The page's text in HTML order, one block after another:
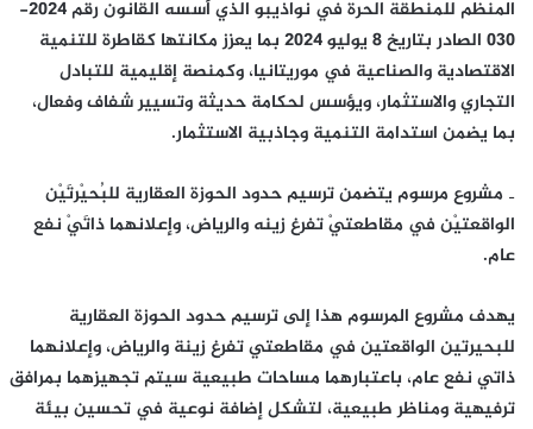
المنظم للمنطقة الحرة في نواذيبو الذي أسسه القانون رقم 2024-
030 الصادر بتاريخ 8 يوليو 2024 بما يعزز مكانتها كقاطرة للتنمية
الاقتصادية والصناعية في موريتانيا، وكمنصة إقليمية للتبادل
التجاري والاستثمار، ويؤسس لحكامة حديثة وتسيير شفاف وفعال،
بما يضمن استدامة التنمية وجاذبية الاستثمار.
‐ مشروع مرسوم يتضمن ترسيم حدود الحوزة العقارية للبُحيْرتَيْن
الواقعتيْن في مقاطعتيْ تفرغ زينه والرياض، وإعلانهما ذاتَيْ نفع
عام.
يهدف مشروع المرسوم هذا إلى ترسيم حدود الحوزة العقارية
للبحيرتين الواقعتين في مقاطعتي تفرغ زينة والرياض، وإعلانهما
ذاتي نفع عام، باعتبارهما مساحات طبيعية سيتم تجهيزهما بمرافق
ترفيهية ومناظر طبيعية، لتشكل إضافة نوعية في تحسين بيئة